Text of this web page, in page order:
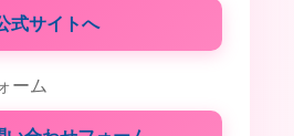
式サイトへ
ーム